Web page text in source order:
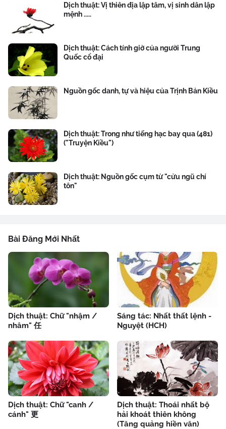
Dịch thuật: Vị thiên địa lập tâm, vị sinh dân lập
mệnh .....
Dịch thuật: Cách tính giờ của người Trung
Quốc cổ đại
Nguồn gốc danh, tự và hiệu của Trịnh Bản Kiều
Dịch thuật: Trong như tiếng hạc bay qua (481)
("Truyện Kiều")
Dịch thuật: Nguồn gốc cụm từ "cửu ngũ chí
tôn"
Bài Đăng Mới Nhất
Dịch thuật: Chữ "nhậm /
nhâm" 任
Sáng tác: Nhất thất lệnh -
Nguyệt (HCH)
Dịch thuật: Chữ "canh /
cánh" 更
Dịch thuật: Thoái nhất bộ
hải khoát thiên không
(Tăng quảng hiền văn)